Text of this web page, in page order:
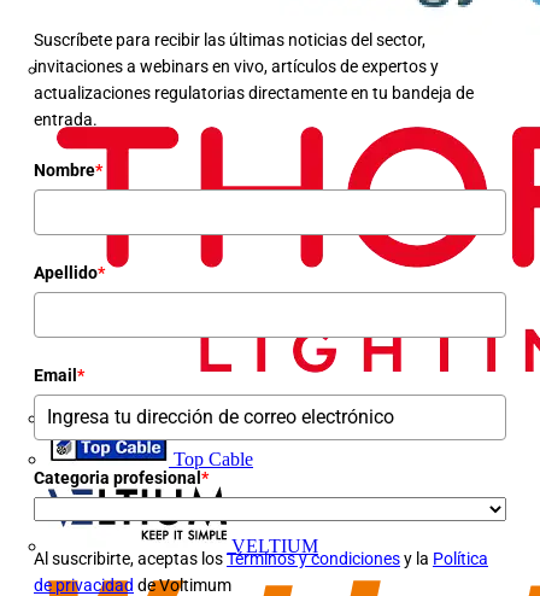
Top Cable
VELTIUM
Suscríbete para recibir las últimas noticias del sector,
invitaciones a webinars en vivo, artículos de expertos y
actualizaciones regulatorias directamente en tu bandeja de
entrada.
Nombre*
Apellido*
Email *
Categoria profesional *
Al suscribirte, aceptas losTérminos y condicionesy la Política
de privacidad de Voltimum